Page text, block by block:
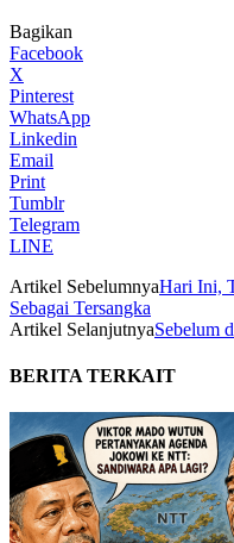
Bagikan
Facebook
X
Pinterest
WhatsApp
Linkedin
Email
Print
Tumblr
Telegram
LINE
Artikel SebelumnyaHari Ini,
Sebagai Tersangka
Artikel SelanjutnyaSebelum
BERITA TERKAIT